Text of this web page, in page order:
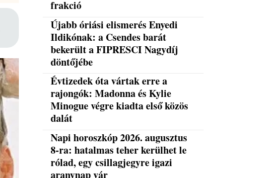
frakció
Újabb óriási elismerés Enyedi
Ildikónak: a Csendes barát
bekerült a FIPRESCI Nagydíj
döntőjébe
Évtizedek óta vártak erre a
rajongók: Madonna és Kylie
Minogue végre kiadta első közös
dalát
Napi horoszkóp 2026. augusztus
8-ra: hatalmas teher kerülhet le
rólad, egy csillagjegyre igazi
aranynap vár